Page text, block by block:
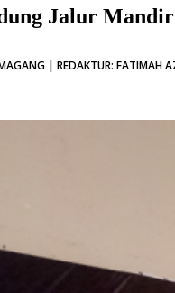
Jalur
| REDAKTUR: FATIMAH